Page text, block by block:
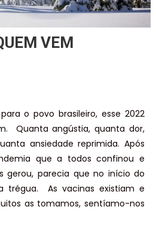
VEM
o povo brasileiro, esse 2022
Quanta angústia, quanta dor,
ansiedade reprimida. Após
que a todos confinou e
gerou, parecia que no início do
trégua. As vacinas existiam e
as tomamos, sentíamo-nos